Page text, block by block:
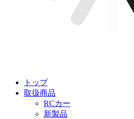
トップ
取扱商品
RCカー
新製品